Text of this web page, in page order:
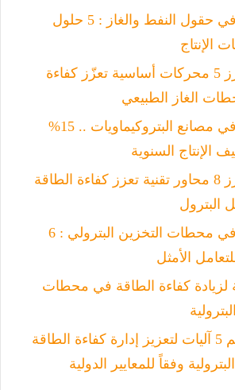
كفاءة الطاقة في حقول النفط والغاز : 5 حلول
الإنتاج
تعرف على أبرز 5 محركات أساسية تعزّز كفاءة
الغاز الطبيعي
كفاءة الطاقة في مصانع البتروكيماويات .. 15%
الإنتاج السنوية
تعرّف على أبرز 8 محاور تقنية تعزز كفاءة الطاقة
البترول
كفاءة الطاقة في محطات التخزين البترولي : 6
الأمثل
لزيادة كفاءة الطاقة في محطات
تعرف على أهم 5 آليات لتعزيز إدارة كفاءة الطاقة
وفقاً للمعايير الدولية